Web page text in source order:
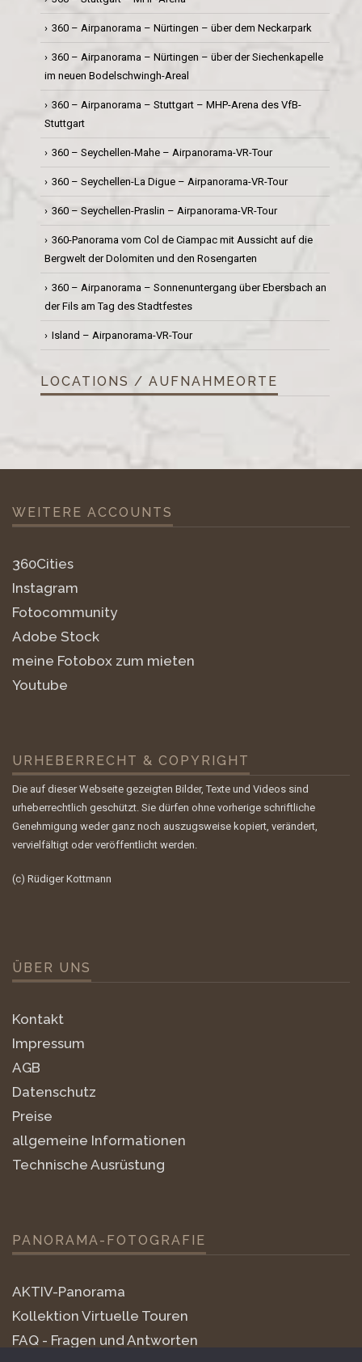
360 – Airpanorama – Nürtingen – über dem Neckarpark
360 – Airpanorama – Nürtingen – über der Siechenkapelle
im neuen Bodelschwingh-Areal
360 – Airpanorama – Stuttgart – MHP-Arena des VfB-
Stuttgart
360 – Seychellen-Mahe – Airpanorama-VR-Tour
360 – Seychellen-La Digue – Airpanorama-VR-Tour
360 – Seychellen-Praslin – Airpanorama-VR-Tour
360-Panorama vom Col de Ciampac mit Aussicht auf die
Bergwelt der Dolomiten und den Rosengarten
360 – Airpanorama – Sonnenuntergang über Ebersbach an
der Fils am Tag des Stadtfestes
Island – Airpanorama-VR-Tour
LOCATIONS / AUFNAHMEORTE
WEITERE ACCOUNTS
360Cities
Instagram
Fotocommunity
Adobe Stock
meine Fotobox zum mieten
Youtube
URHEBERRECHT & COPYRIGHT
Die auf dieser Webseite gezeigten Bilder, Texte und Videos sind
urheberrechtlich geschützt. Sie dürfen ohne vorherige schriftliche
Genehmigung weder ganz noch auszugsweise kopiert, verändert,
vervielfältigt oder veröffentlicht werden.
(c) Rüdiger Kottmann
ÜBER UNS
Kontakt
Impressum
AGB
Datenschutz
Preise
allgemeine Informationen
Technische Ausrüstung
PANORAMA-FOTOGRAFIE
AKTIV-Panorama
Kollektion Virtuelle Touren
FAQ - Fragen und Antworten